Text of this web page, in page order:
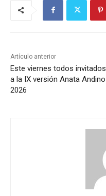
Artículo anterior
Este viernes todos invitados
a la IX versión Anata Andino
2026